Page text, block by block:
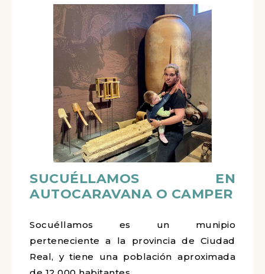
SUCUÉLLAMOS EN
AUTOCARAVANA O CAMPER
Socuéllamos es un munipio
perteneciente a la provincia de Ciudad
Real, y tiene una población aproximada